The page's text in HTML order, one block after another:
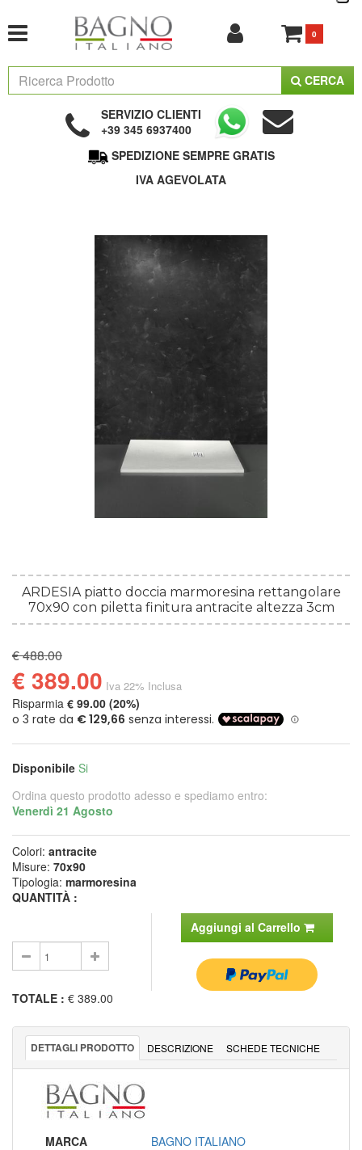
0
CERCA
SERVIZIO CLIENTI
+39 345 6937400
SPEDIZIONE SEMPRE GRATIS
IVA AGEVOLATA
ARDESIA piatto doccia marmoresina rettangolare
70x90 con piletta finitura antracite altezza 3cm
€ 488.00
€ 389.00 Iva 22% Inclusa
Risparmia € 99.00 (20%)
Disponibile Si
Ordina questo prodotto adesso e spediamo entro:
Venerdì 21 Agosto
Colori: antracite
Misure: 70x90
Tipologia: marmoresina
QUANTITÀ :
Aggiungi al Carrello
TOTALE : € 389.00
DETTAGLI PRODOTTO DESCRIZIONE SCHEDE TECNICHE
MARCA
BAGNO ITALIANO